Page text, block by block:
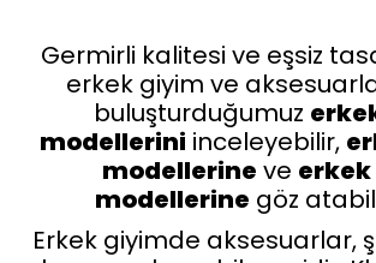
Germirli kalitesi ve eşsiz
erkek giyim ve
buluşturduğumuz
modellerini inceleyebilir,
modellerine ve
modellerine göz
Erkek giyimde aksesuarlar,